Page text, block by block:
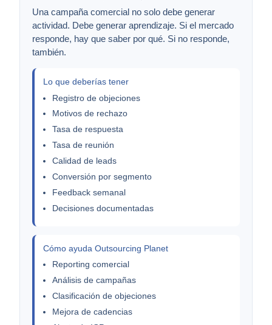
Una campaña comercial no solo debe generar
actividad. Debe generar aprendizaje. Si el mercado
responde, hay que saber por qué. Si no responde,
también.
Lo que deberías tener
Registro de objeciones
Motivos de rechazo
Tasa de respuesta
Tasa de reunión
Calidad de leads
Conversión por segmento
Feedback semanal
Decisiones documentadas
Cómo ayuda Outsourcing Planet
Reporting comercial
Análisis de campañas
Clasificación de objeciones
Mejora de cadencias